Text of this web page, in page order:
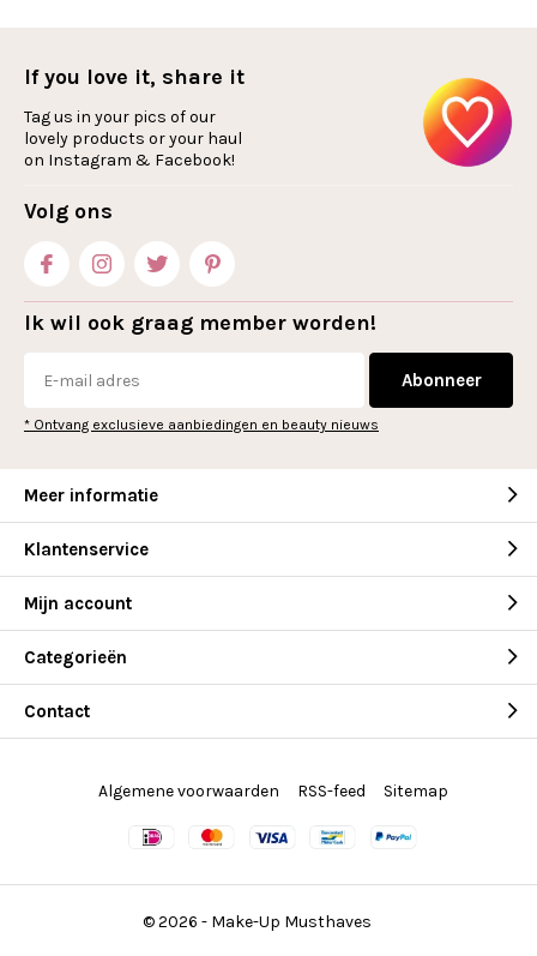
If you love it, share it
Tag us in your pics of our
lovely products or your haul
on Instagram & Facebook!
Volg ons
Ik wil ook graag member worden!
Abonneer
* Ontvang exclusieve aanbiedingen en beauty nieuws
Meer informatie
Klantenservice
Mijn account
Categorieën
Contact
© 2026 - Make-Up Musthaves
Algemene voorwaarden RSS-feed Sitemap